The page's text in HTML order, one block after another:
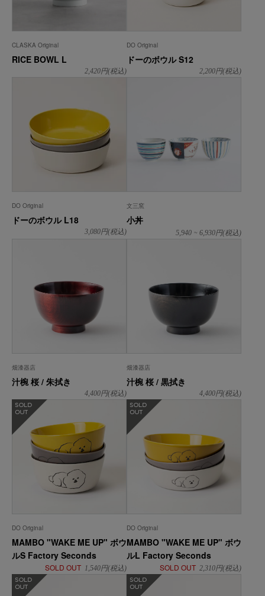
CLASKA Original
RICE BOWL L
2,420円(税込)
DO Original
ドーのボウル S12
2,200円(税込)
DO Original
ドーのボウル L18
3,080円(税込)
文三窯
小丼
5,940 ~ 6,930円(税込)
畑漆器店
汁椀 桜 / 朱拭き
4,400円(税込)
畑漆器店
汁椀 桜 / 黒拭き
4,400円(税込)
DO Original
MAMBO "WAKE ME UP" ボウ
ルS Factory Seconds
SOLD OUT 1,540円(税込)
DO Original
MAMBO "WAKE ME UP" ボウ
ルL Factory Seconds
SOLD OUT 2,310円(税込)